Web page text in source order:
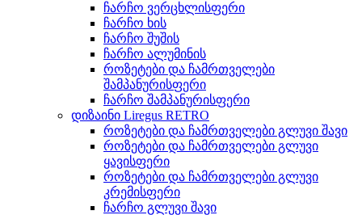
ჩარჩო ვერცხლისფერი
ჩარჩო ხის
ჩარჩო შუშის
ჩარჩო ალუმინის
როზეტები და ჩამრთველები
შამპანურისფერი
ჩარჩო შამპანურისფერი
დიზაინი Liregus RETRO
როზეტები და ჩამრთველები გლუვი შავი
როზეტები და ჩამრთველები გლუვი
ყავისფერი
როზეტები და ჩამრთველები გლუვი
კრემისფერი
ჩარჩო გლუვი შავი